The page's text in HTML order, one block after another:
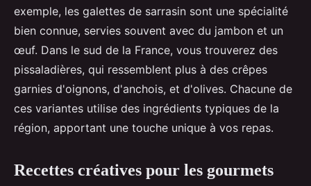
exemple, les galettes de sarrasin sont une spécialité
bien connue, servies souvent avec du jambon et un
œuf. Dans le sud de la France, vous trouverez des
pissaladières, qui ressemblent plus à des crêpes
garnies d'oignons, d'anchois, et d'olives. Chacune de
ces variantes utilise des ingrédients typiques de la
région, apportant une touche unique à vos repas.
Recettes créatives pour les gourmets